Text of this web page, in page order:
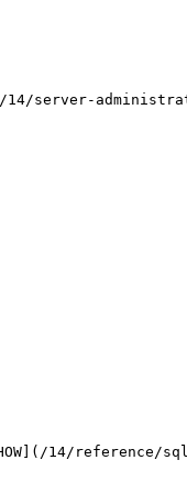
章](/14/server-
14/reference/sql-